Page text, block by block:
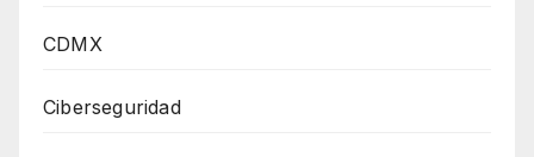
CDMX
Ciberseguridad